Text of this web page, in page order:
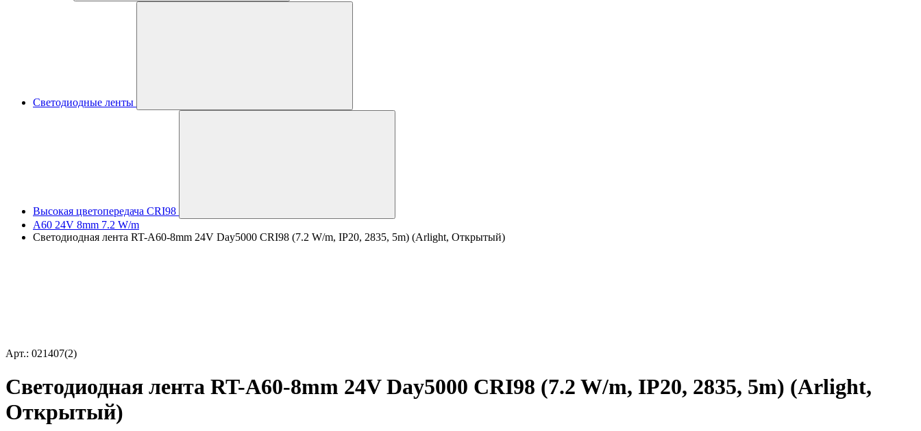
Светодиодные ленты
Высокая цветопередача CRI98
A60 24V 8mm 7.2 W/m
Светодиодная лента RT-A60-8mm 24V Day5000 CRI98 (7.2 W/m, IP20, 2835, 5m) (Arlight, Открытый)
Арт.: 021407(2)
Светодиодная лента RT-A60-8mm 24V Day5000 CRI98 (7.2 W/m, IP20, 2835, 5m) (Arlight,
Открытый)